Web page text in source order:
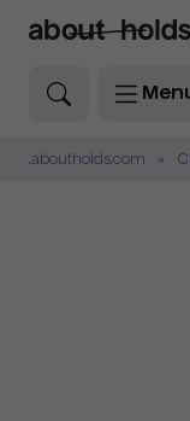
.aboutholds.com